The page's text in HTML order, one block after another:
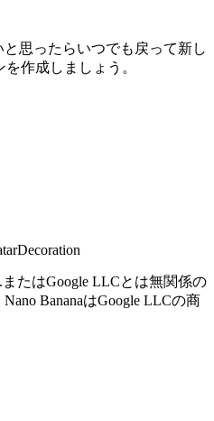
思ったらいつでも戻って新し
作成しましょう。
またはGoogle LLCとは無関係の
BananaはGoogle LLCの商